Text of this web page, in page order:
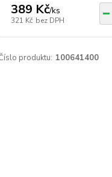
389 Kč/ks
321 Kč bez DPH
produktu: 100641400